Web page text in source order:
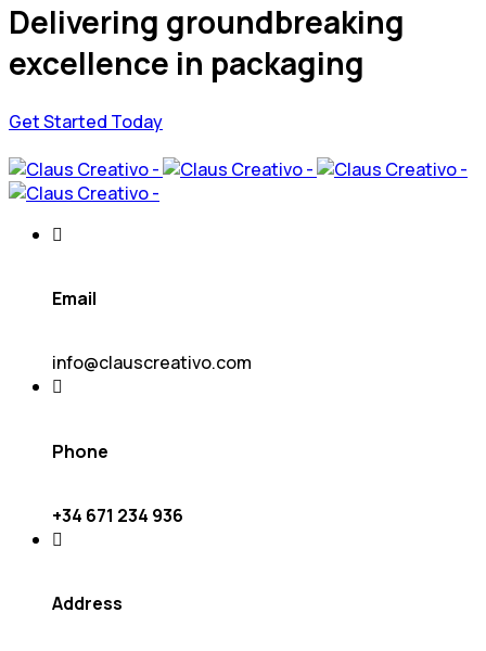
Delivering groundbreaking
excellence in packaging
Get Started Today
Email
info@clauscreativo.com
Phone
+34 671 234 936
Address